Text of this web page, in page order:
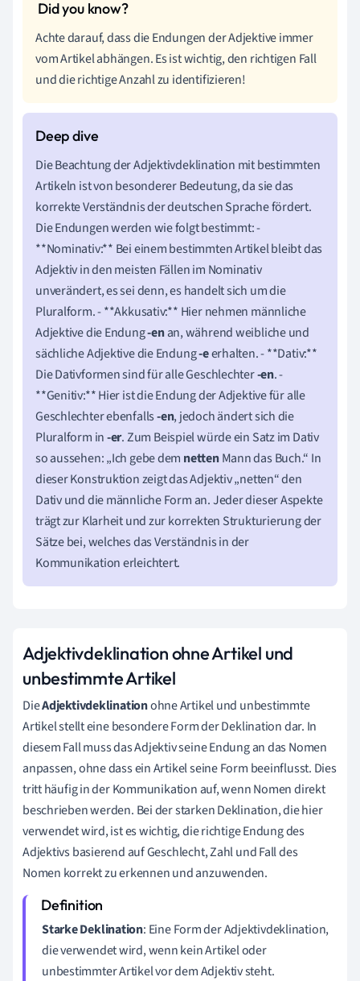
Achte darauf, dass die Endungen der Adjektive immer
vom Artikel abhängen. Es ist wichtig, den richtigen Fall
und die richtige Anzahl zu identifizieren!
Die Beachtung der Adjektivdeklination mit bestimmten
Artikeln ist von besonderer Bedeutung, da sie das
korrekte Verständnis der deutschen Sprache fördert.
Die Endungen werden wie folgt bestimmt: -
**Nominativ:** Bei einem bestimmten Artikel bleibt das
Adjektiv in den meisten Fällen im Nominativ
unverändert, es sei denn, es handelt sich um die
Pluralform. - **Akkusativ:** Hier nehmen männliche
Adjektive die Endung-enan, während weibliche und
sächliche Adjektive die Endung-eerhalten. - **Dativ:**
Die Dativformen sind für alle Geschlechter-en. -
**Genitiv:** Hier ist die Endung der Adjektive für alle
Geschlechter ebenfalls-en, jedoch ändert sich die
Pluralform in-er. Zum Beispiel würde ein Satz im Dativ
so aussehen: „Ich gebe dem nettenMann das Buch.“ In
dieser Konstruktion zeigt das Adjektiv „netten“ den
Dativ und die männliche Form an. Jeder dieser Aspekte
trägt zur Klarheit und zur korrekten Strukturierung der
Sätze bei, welches das Verständnis in der
Kommunikation erleichtert.
Adjektivdeklination ohne Artikel und
unbestimmte Artikel
DieAdjektivdeklinationohne Artikel und unbestimmte
Artikel stellt eine besondere Form der Deklination dar. In
diesem Fall muss das Adjektiv seine Endung an das Nomen
anpassen, ohne dass ein Artikel seine Form beeinflusst. Dies
tritt häufig in der Kommunikation auf, wenn Nomen direkt
beschrieben werden. Bei der starken Deklination, die hier
verwendet wird, ist es wichtig, die richtige Endung des
Adjektivs basierend auf Geschlecht, Zahl und Fall des
Nomen korrekt zu erkennen und anzuwenden.
Starke Deklination: Eine Form der Adjektivdeklination,
die verwendet wird, wenn kein Artikel oder
unbestimmter Artikel vor dem Adjektiv steht.